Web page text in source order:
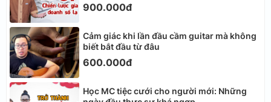
900.000đ
Cảm giác khi lần đầu cầm guitar mà không
biết bắt đầu từ đâu
600.000đ
Học MC tiệc cưới cho người mới: Những